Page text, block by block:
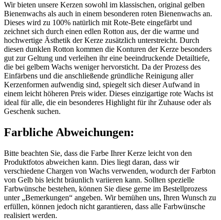
Wir bieten unsere Kerzen sowohl im klassischen, original gelben
Bienenwachs als auch in einem besonderen roten Bienenwachs an.
Dieses wird zu 100% natürlich mit Rote-Bete eingefärbt und
zeichnet sich durch einen edlen Rotton aus, der die warme und
hochwertige Ästhetik der Kerze zusätzlich unterstreicht. Durch
diesen dunklen Rotton kommen die Konturen der Kerze besonders
gut zur Geltung und verleihen ihr eine beeindruckende Detailtiefe,
die bei gelbem Wachs weniger hervorsticht. Da der Prozess des
Einfärbens und die anschließende gründliche Reinigung aller
Kerzenformen aufwendig sind, spiegelt sich dieser Aufwand in
einem leicht höheren Preis wider. Dieses einzigartige rote Wachs ist
ideal für alle, die ein besonderes Highlight für ihr Zuhause oder als
Geschenk suchen.
Farbliche Abweichungen:
Bitte beachten Sie, dass die Farbe Ihrer Kerze leicht von den
Produktfotos abweichen kann. Dies liegt daran, dass wir
verschiedene Chargen von Wachs verwenden, wodurch der Farbton
von Gelb bis leicht bräunlich variieren kann. Sollten spezielle
Farbwünsche bestehen, können Sie diese gerne im Bestellprozess
unter „Bemerkungen“ angeben. Wir bemühen uns, Ihren Wunsch zu
erfüllen, können jedoch nicht garantieren, dass alle Farbwünsche
realisiert werden.